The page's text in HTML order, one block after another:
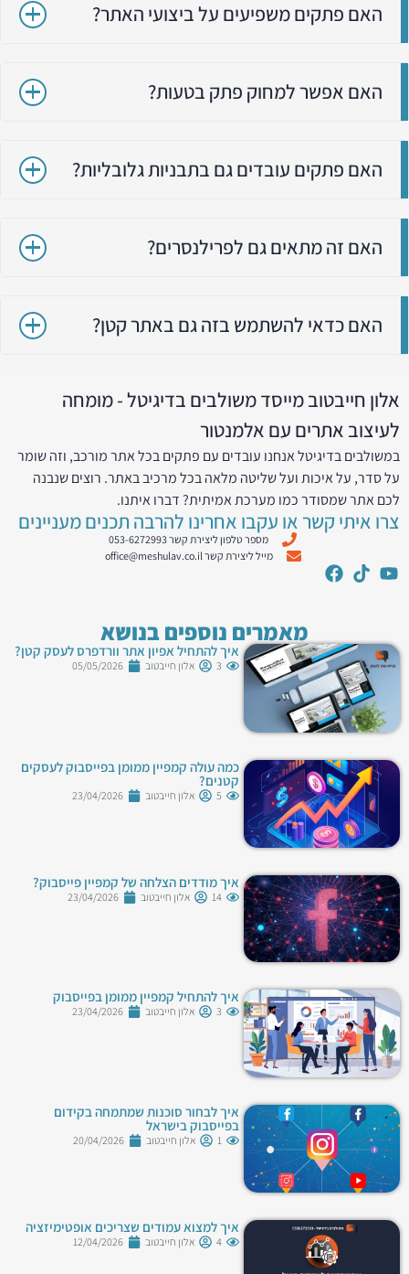
האם פתקים משפיעים על ביצועי האתר?
האם אפשר למחוק פתק בטעות?
האם פתקים עובדים גם בתבניות גלובליות?
האם זה מתאים גם לפרילנסרים?
האם כדאי להשתמש בזה גם באתר קטן?
אלון חייבטוב מייסד משולבים בדיגיטל - מומחה
לעיצוב אתרים עם אלמנטור
במשולבים בדיגיטל אנחנו עובדים עם פתקים בכל אתר מורכב, וזה שומר
על סדר, על איכות ועל שליטה מלאה בכל מרכיב באתר. רוצים שנבנה
לכם אתר שמסודר כמו מערכת אמיתית? דברו איתנו.
צרו איתי קשר או עקבו אחרינו להרבה תכנים מעניינים
מספר טלפון ליצירת קשר 053-6272993
מייל ליצירת קשר office@meshulav.co.il
מאמרים נוספים בנושא
איך להתחיל אפיון אתר וורדפרס לעסק קטן?
3 אלון חייבטוב 05/05/2026
כמה עולה קמפיין ממומן בפייסבוק לעסקים
קטנים?
5 אלון חייבטוב 23/04/2026
איך מודדים הצלחה של קמפיין פייסבוק?
14 אלון חייבטוב 23/04/2026
איך להתחיל קמפיין ממומן בפייסבוק
3 אלון חייבטוב 23/04/2026
איך לבחור סוכנות שמתמחה בקידום
בפייסבוק בישראל
1 אלון חייבטוב 20/04/2026
איך למצוא עמודים שצריכים אופטימיזציה
4 אלון חייבטוב 12/04/2026